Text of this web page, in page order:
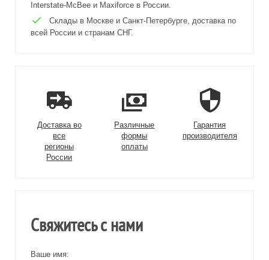
Interstate-McBee и Maxiforce в России.
Склады в Москве и Санкт-Петербурге, доставка по
всей России и странам СНГ.
Доставка во
все
регионы
России
Различные
формы
оплаты
Гарантия
производителя
Свяжитесь с нами
Ваше имя: